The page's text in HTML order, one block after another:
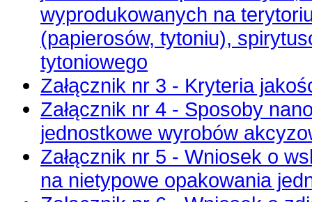
wyprodukowanych na
(papierosów, tytoniu),
tytoniowego
Załącznik nr 3 - Kryteria
Załącznik nr 4 - Sposoby
jednostkowe wyrobów
Załącznik nr 5 - Wniosek o
na nietypowe opakowania